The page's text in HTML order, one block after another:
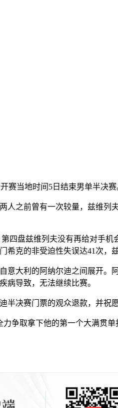
赛当地时间5日结束男单半决
之前曾有一次较量，兹维列
盘兹维列夫没有再给对手机
克的非受迫性失误达41次，
大利的阿纳尔迪之间展开。
病导致，无法继续比赛。
决赛门票的观众退款，并祝
取拿下他的第一个大满贯单